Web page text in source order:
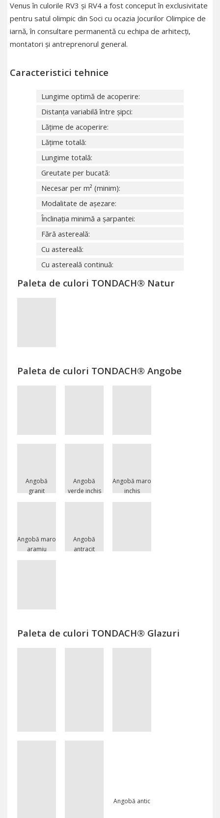
Venus în culorile RV3 și RV4 a fost conceput în exclusivitate
pentru satul olimpic din Soci cu ocazia Jocurilor Olimpice de
iarnă, în consultare permanentă cu echipa de arhitecți,
montatori și antreprenorul general.
Caracteristici tehnice
Lungime optimă de acoperire:
Distanța variabilă între șipci:
Lăţime de acoperire:
Lăţime totală:
Lungime totală:
Greutate per bucată:
Necesar per m² (minim):
Modalitate de așezare:
Înclinația minimă a șarpantei:
Fără astereală:
Cu astereală:
Cu astereală continuă:
Paleta de culori TONDACH® Natur
Paleta de culori TONDACH® Angobe
Angobă
granit
Angobă
verde inchis
Angobă maro
inchis
Angobă maro
aramiu
Angobă
antracit
Angobă antic
Paleta de culori TONDACH® Glazuri